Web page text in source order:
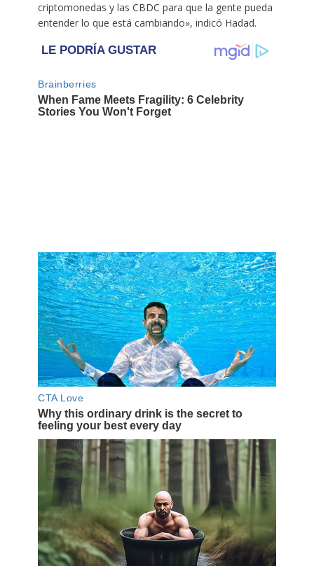
criptomonedas y las CBDC para que la gente pueda
entender lo que está cambiando», indicó Hadad.